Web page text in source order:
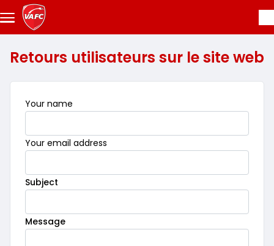
Skip to main content
Retours utilisateurs sur le site web
Your name
Your email address
Subject
MessageMandatory